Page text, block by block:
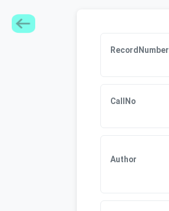
RecordNumber
CallNo
Author